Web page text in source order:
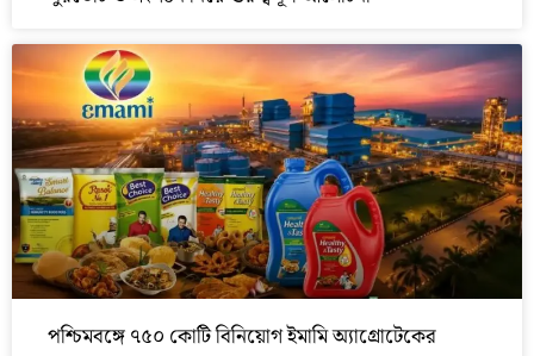
পশ্চিমবঙ্গে ৭৫০ কোটি বিনিয়োগ ইমামি অ্যাগ্রোটেকের